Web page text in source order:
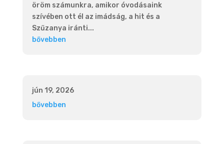
öröm számunkra, amikor óvodásaink
szívében ott él az imádság, a hit és a
Szűzanya iránti...
bővebben
jún 19, 2026
bővebben